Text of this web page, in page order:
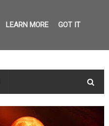
LEARN MORE GOT IT